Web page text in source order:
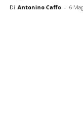
Di Antonino Caffo - 6